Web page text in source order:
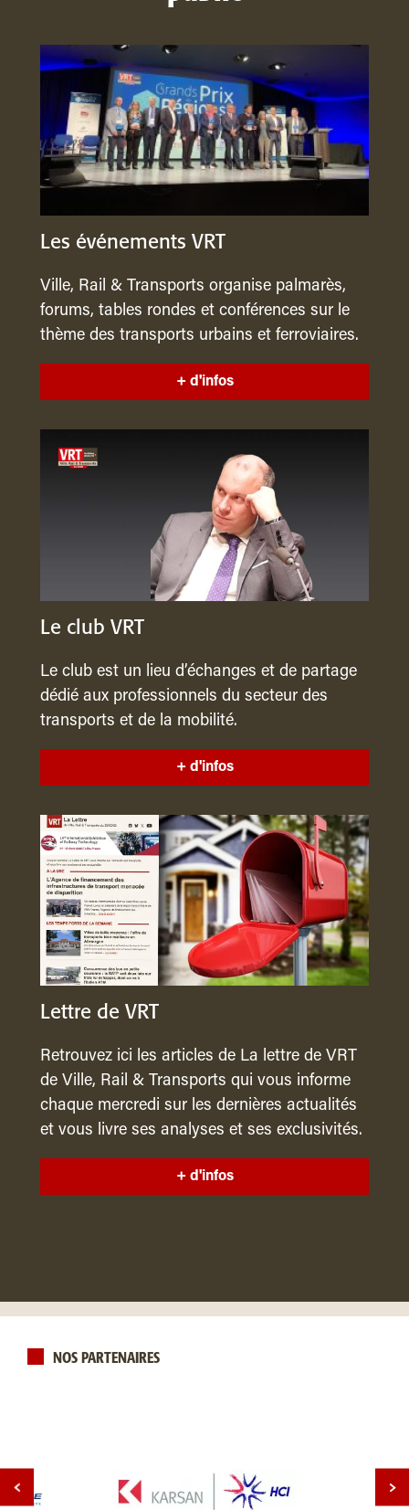
Les événements VRT
Ville, Rail & Transports organise palmarès,
forums, tables rondes et conférences sur le
thème des transports urbains et ferroviaires.
+ d'infos
Le club VRT
Le club est un lieu d’échanges et de partage
dédié aux professionnels du secteur des
transports et de la mobilité.
+ d'infos
Lettre de VRT
Retrouvez ici les articles de La lettre de VRT
de Ville, Rail & Transports qui vous informe
chaque mercredi sur les dernières actualités
et vous livre ses analyses et ses exclusivités.
+ d'infos
NOS PARTENAIRES